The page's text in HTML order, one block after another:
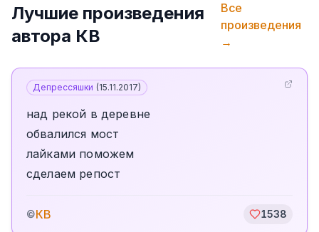
Лучшие произведения
автора КВ
Все
произведения
→
Депрессяшки (15.11.2017)
над рекой в деревне
обвалился мост
лайками поможем
сделаем репост
©КВ 1538